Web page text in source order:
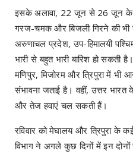
इसके अलावा, 22 जून से 26 जून के
गरज-चमक और बिजली गिरने की भी
अरुणाचल प्रदेश, उप-हिमालयी
भारी से बहुत भारी बारिश हो
मणिपुर, मिजोरम और त्रिपुरा में भी
संभावना जताई है। वहीं, उत्तर
और तेज हवाएं चल सकती हैं।
रविवार को मेघालय और त्रिपुरा के
विभाग ने अगले कुछ दिनों में इन